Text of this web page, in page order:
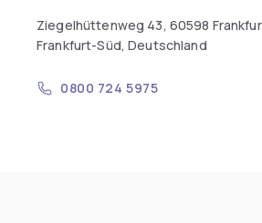
Ziegelhüttenweg 43, 60598
Frankfurt-Süd, Deutschland
0800 724 5975